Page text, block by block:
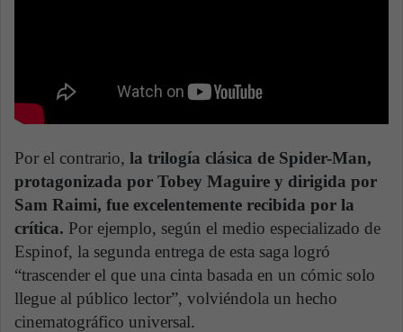
Por el contrario, la trilogía clásica de Spider-Man,
protagonizada por Tobey Maguire y dirigida por
Sam Raimi, fue excelentemente recibida por la
crítica. Por ejemplo, según el medio especializado de
Espinof, la segunda entrega de esta saga logró
“trascender el que una cinta basada en un cómic solo
llegue al público lector”, volviéndola un hecho
cinematográfico universal.